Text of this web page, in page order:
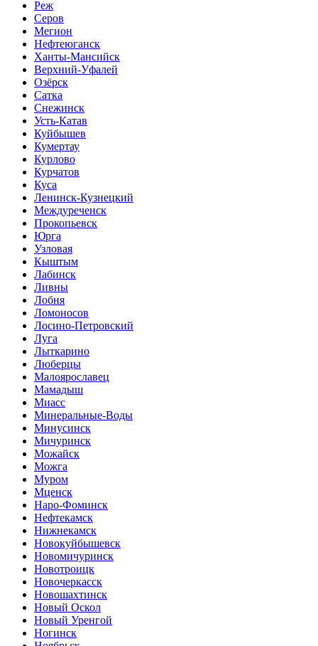
Реж
Серов
Мегион
Нефтеюганск
Ханты-Мансийск
Верхний-Уфалей
Озёрск
Сатка
Снежинск
Усть-Катав
Куйбышев
Кумертау
Курлово
Курчатов
Куса
Ленинск-Кузнецкий
Междуреченск
Прокопьевск
Юрга
Узловая
Кыштым
Лабинск
Ливны
Лобня
Ломоносов
Лосино-Петровский
Луга
Лыткарино
Люберцы
Малоярославец
Мамадыш
Миасс
Минеральные-Воды
Минусинск
Мичуринск
Можайск
Можга
Муром
Мценск
Наро-Фоминск
Нефтекамск
Нижнекамск
Новокуйбышевск
Новомичуринск
Новотроицк
Новочеркасск
Новошахтинск
Новый Оскол
Новый Уренгой
Ногинск